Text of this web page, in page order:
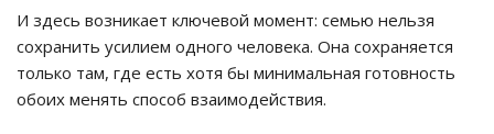
И здесь возникает ключевой момент: семью нельзя
сохранить усилием одного человека. Она сохраняется
только там, где есть хотя бы минимальная готовность
обоих менять способ взаимодействия.